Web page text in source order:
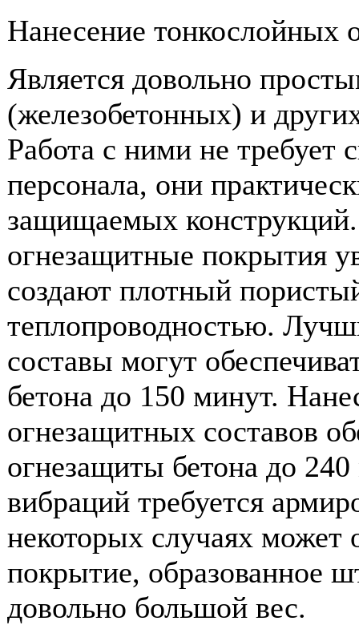
Нанесение тонкослойных
Является довольно
(железобетонных) и
Работа с ними не требует
персонала, они
защищаемых
огнезащитные покрытия
создают плотный
теплопроводностью.
составы могут
бетона до 150 минут.
огнезащитных составов
огнезащиты бетона до
вибраций требуется
некоторых случаях может
покрытие, образованное
довольно большой вес.